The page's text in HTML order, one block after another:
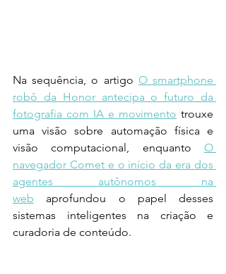
Na sequência, o artigo O smartphone
robô da Honor antecipa o futuro da
fotografia com IA e movimento trouxe
uma visão sobre automação física e
visão computacional, enquanto O
navegador Comet e o início da era dos
agentes autônomos na
web aprofundou o papel desses
sistemas inteligentes na criação e
curadoria de conteúdo.